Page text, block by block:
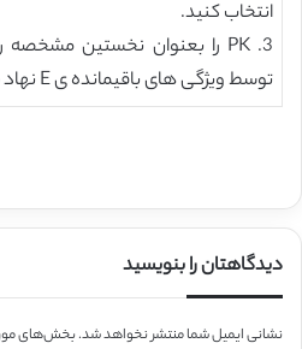
انتخاب کنید.
توسط ویژگی های باقیمانده ی E نهاد قراردهی کنید
دیدگاهتان را بنویسید
نشانی ایمیل شما منتشر نخواهد شد.بخش‌های